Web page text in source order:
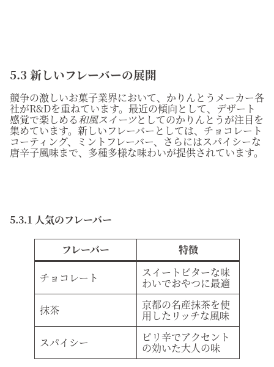
5.3 新しいフレーバーの展開
競争の激しいお菓子業界において、かりんとうメーカー各
社がR&Dを重ねています。最近の傾向として、デザート
感覚で楽しめる和風スイーツとしてのかりんとうが注目を
集めています。新しいフレーバーとしては、チョコレート
コーティング、ミントフレーバー、さらにはスパイシーな
唐辛子風味まで、多種多様な味わいが提供されています。
5.3.1 人気のフレーバー
フレーバー
特徴
チョコレート
スイートビターな味
わいでおやつに最適
抹茶
京都の名産抹茶を使
用したリッチな風味
スパイシー
ピリ辛でアクセント
の効いた大人の味